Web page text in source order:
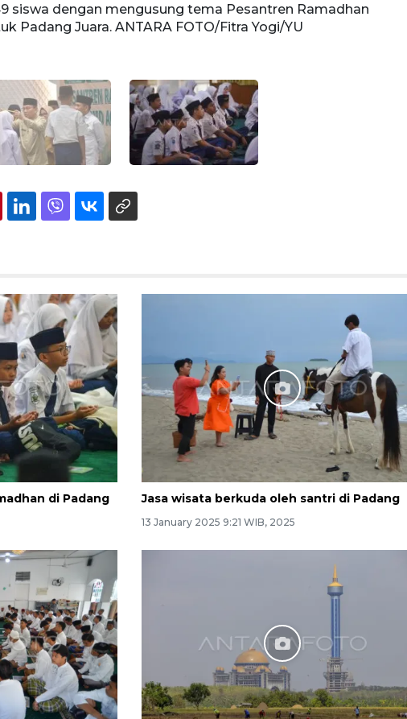
siswa dengan mengusung tema Pesantren Ramadhan
Padang Juara. ANTARA FOTO/Fitra Yogi/YU
di Padang Jasa wisata berkuda oleh santri di Padang
13 January 2025 9:21 WIB, 2025